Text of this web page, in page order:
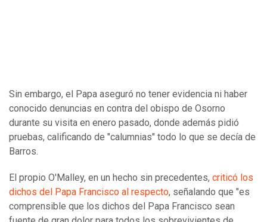
Sin embargo, el Papa aseguró no tener evidencia ni haber
conocido denuncias en contra del obispo de Osorno
durante su visita en enero pasado, donde además pidió
pruebas, calificando de "calumnias" todo lo que se decía de
Barros.
El propio O'Malley, en un hecho sin precedentes, criticó los
dichos del Papa Francisco al respecto, señalando que "es
comprensible que los dichos del Papa Francisco sean